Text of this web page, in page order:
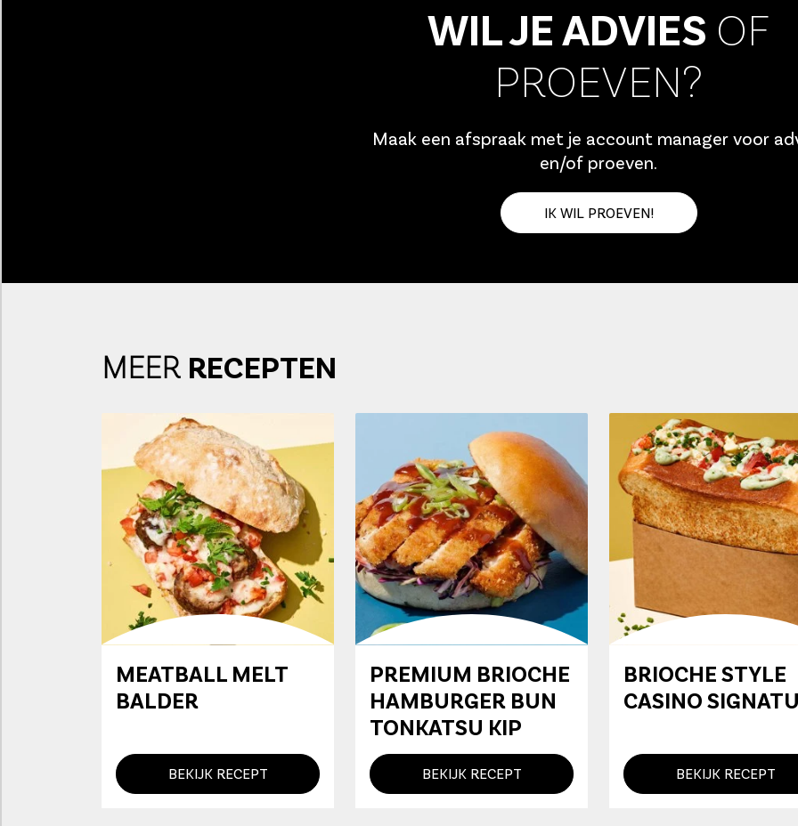
WIL JE ADVIES OF
PROEVEN?
Maak een afspraak met je account manager voor
en/of proeven.
IK WIL PROEVEN!
MEER RECEPTEN
MEATBALL MELT
BALDER
BEKIJK RECEPT
PREMIUM BRIOCHE
HAMBURGER BUN
TONKATSU KIP
BEKIJK RECEPT
BRIOCHE STYLE
CASINO
BEKIJK RECEPT